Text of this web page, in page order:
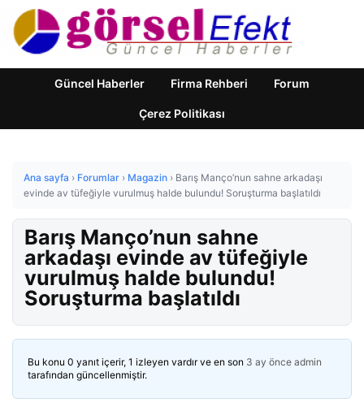
Güncel Haberler Firma Rehberi Forum
Çerez Politikası
Ana sayfa › Forumlar › Magazin › Barış Manço’nun sahne arkadaşı
evinde av tüfeğiyle vurulmuş halde bulundu! Soruşturma başlatıldı
Barış Manço’nun sahne
arkadaşı evinde av tüfeğiyle
vurulmuş halde bulundu!
Soruşturma başlatıldı
Bu konu 0 yanıt içerir, 1 izleyen vardır ve en son 3 ay önce admin
tarafından güncellenmiştir.